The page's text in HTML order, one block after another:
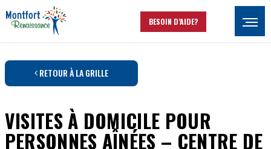
Aller au contenu principal
BESOIN D’AIDE?
RETOUR À LA GRILLE
VISITES À DOMICILE POUR
PERSONNES AÎNÉES – CENTRE DE